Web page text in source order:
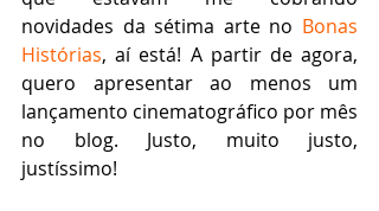
novidades da sétima arte no Bonas
Histórias, aí está! A partir de agora,
quero apresentar ao menos um
lançamento cinematográfico por mês
no blog. Justo, muito justo,
justíssimo!